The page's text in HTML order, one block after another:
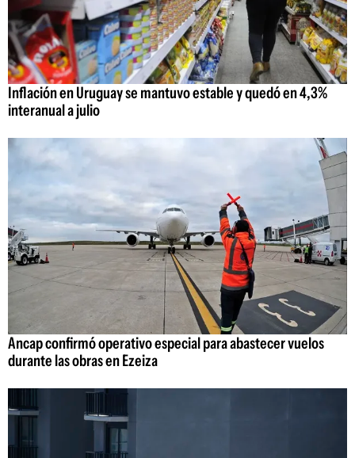
Inflación en Uruguay se mantuvo estable y quedó en 4,3%
interanual a julio
Ancap confirmó operativo especial para abastecer vuelos
durante las obras en Ezeiza